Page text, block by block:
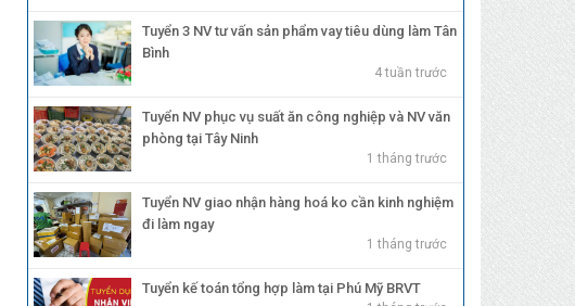
Tuyển kế toán tổng
hợp làm tại Dĩ An Bình
15.000.000
Xem chi tiết
Xem chi tiết
Tuyển NV telesales
Liên hệ
Tuyển 3 NV tư vấn sản phẩm vay tiêu dùng làm Tân
Bình
4 tuần trước
Tuyển NV phục vụ suất ăn công nghiệp và NV văn
phòng tại Tây Ninh
1 tháng trước
Tuyển NV giao nhận hàng hoá ko cần kinh nghiệm
đi làm ngay
1 tháng trước
Tuyển kế toán tổng hợp làm tại Phú Mỹ BRVT